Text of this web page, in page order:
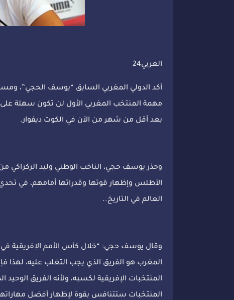
العربي24
أكد الدولي المغربي السابق “يوسف الحجي”،
مهمة المنتخب المغربي الأول لن تكون سهلة على
بعد أقل من شهر من الآن في الكوت ديفوار.
وحذر يوسف حجي، الناخب الوطني وليد الركراكي
الأطلس وإظهار قوتها وقدراتها أمامهم، في
العالم في التاريخ..
وقال يوسف حجي: “خلال كأس الأمم الإفريقية
المغرب هو الفريق الذي يجب التغلب عليه، لهذا
المنتخبات الإفريقية لكسبه، ولأنه الفريق
المنتخبات ستتنافس بقوة لإظهار أفضل مهاراتها